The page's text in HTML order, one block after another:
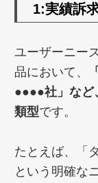
1:実績訴
ユーザーニー
品において、
●●●●社」など
類型です。
たとえば、「
という明確な